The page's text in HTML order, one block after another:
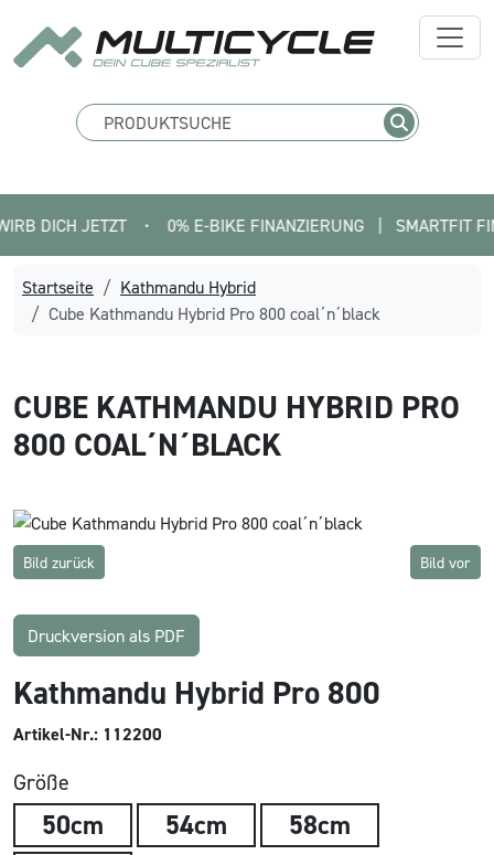
JETZT • 0% E-BIKE FINANZIERUNG   |   SMARTFIT FINDE
Startseite
Kathmandu Hybrid
Cube Kathmandu Hybrid Pro 800 coal´n´black
CUBE KATHMANDU HYBRID PRO
800 COAL´N´BLACK
Bild zurück Bild vor
Druckversion als PDF
Kathmandu Hybrid Pro 800
Artikel-Nr.: 112200
Größe
50cm 54cm
58cm